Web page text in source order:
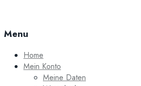
Menu
Home
Mein Konto
Meine Daten